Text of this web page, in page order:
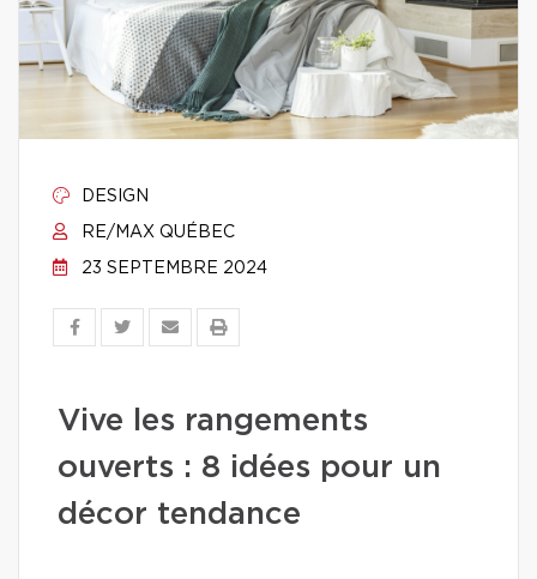
DESIGN
RE/MAX QUÉBEC
23 SEPTEMBRE 2024
Vive les rangements
ouverts : 8 idées pour un
décor tendance